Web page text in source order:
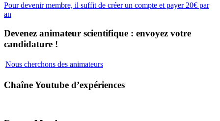
Pour devenir membre, il suffit de créer un compte et payer 20€ par
an
Devenez animateur scientifique : envoyez votre
candidature !
Nous cherchons des animateurs
Chaîne Youtube d’expériences